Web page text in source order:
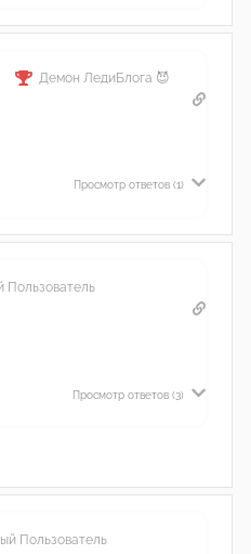
Демон ЛедиБлога 😈
Просмотр ответов (1)
Пользователь
Просмотр ответов (3)
Пользователь